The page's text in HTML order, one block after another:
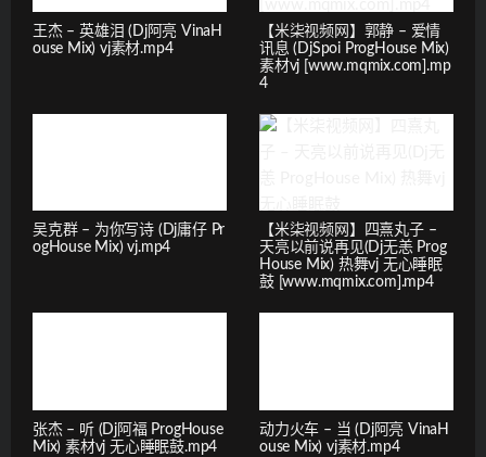
王杰 – 英雄泪 (Dj阿亮 VinaH
ouse Mix) vj素材.mp4
【米柒视频网】郭静 – 爱情
讯息 (DjSpoi ProgHouse Mix)
素材vj [www.mqmix.com].mp
4
吴克群 – 为你写诗 (Dj庸仔 Pr
ogHouse Mix) vj.mp4
【米柒视频网】四熹丸子 –
天亮以前说再见(Dj无恙 Prog
House Mix) 热舞vj 无心睡眠
鼓 [www.mqmix.com].mp4
张杰 – 听 (Dj阿福 ProgHouse
Mix) 素材vj 无心睡眠鼓.mp4
动力火车 – 当 (Dj阿亮 VinaH
ouse Mix) vj素材.mp4